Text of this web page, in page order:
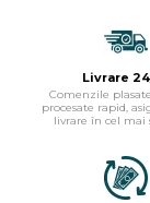
Livrare
Comenzile
procesate rapid,
livrare în cel mai